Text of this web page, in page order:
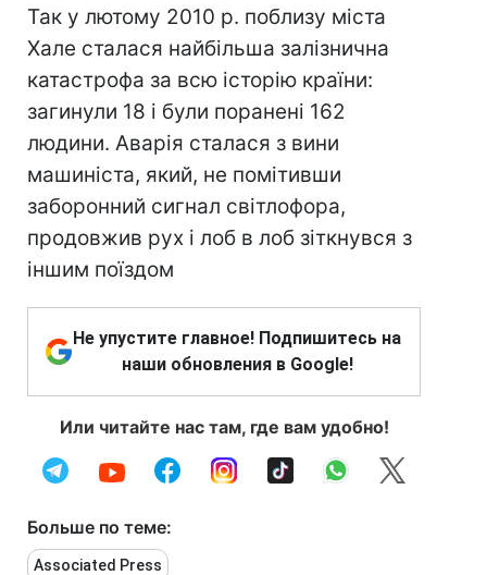
Так у лютому 2010 р. поблизу міста
Хале сталася найбільша залізнична
катастрофа за всю історію країни:
загинули 18 і були поранені 162
людини. Аварія сталася з вини
машиніста, який, не помітивши
заборонний сигнал світлофора,
продовжив рух і лоб в лоб зіткнувся з
іншим поїздом
Не упустите главное! Подпишитесь на
наши обновления в Google!
Или читайте нас там, где вам удобно!
Больше по теме:
Associated Press